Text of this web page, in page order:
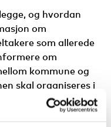
og hvordan
om
som allerede
om
kommune og
skal organiseres i